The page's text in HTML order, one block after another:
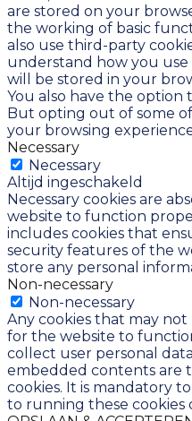
are stored on your
the working of basic
also use third-party
understand how you use
will be stored in your
You also have the option
But opting out of some
your browsing
Necessary
Necessary
Altijd ingeschakeld
Necessary cookies are
website to function
includes cookies that
security features of the
store any personal
Non-necessary
Non-necessary
Any cookies that may
for the website to
collect user personal
embedded contents are
cookies. It is mandatory
to running these cookies